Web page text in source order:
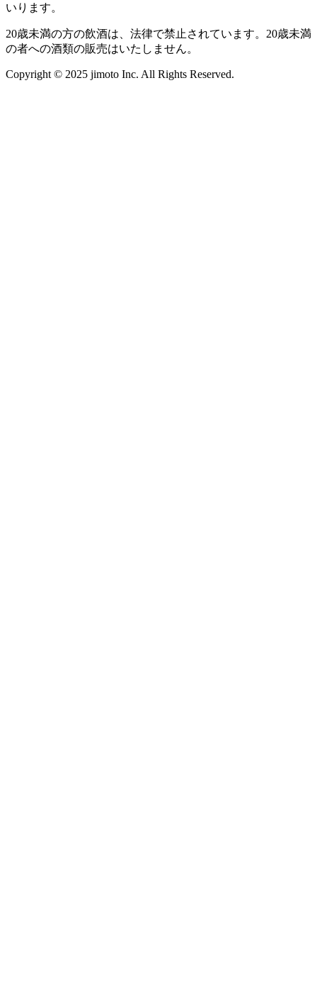
いります。
20歳未満の方の飲酒は、法律で禁止されています。20歳未満
の者への酒類の販売はいたしません。
Copyright © 2025 jimoto Inc. All Rights Reserved.